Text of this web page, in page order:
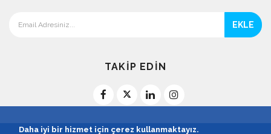
EKLE
TAKİP EDİN
Daha iyi bir hizmet için çerez kullanmaktayız.